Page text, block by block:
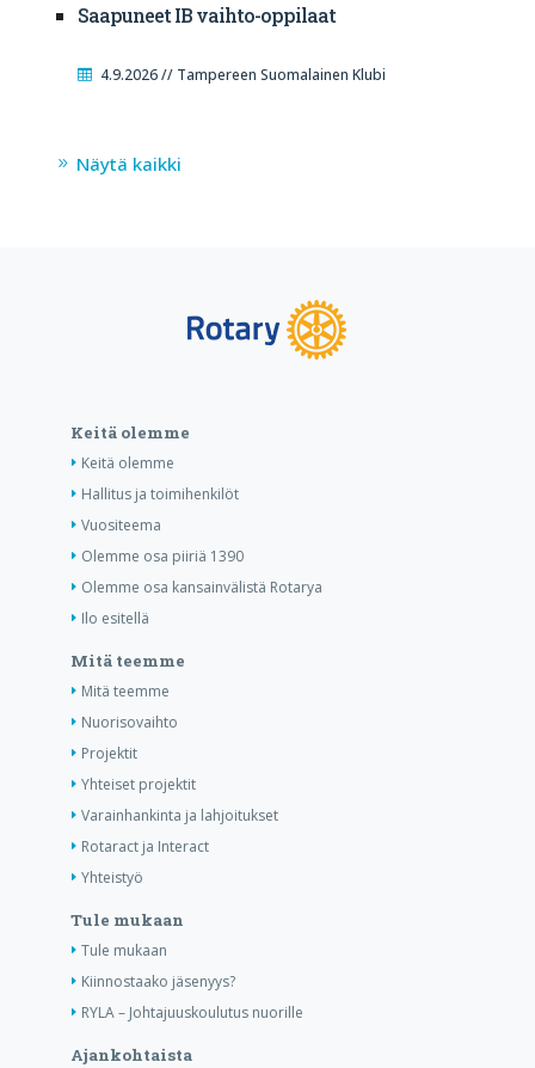
Saapuneet IB vaihto-oppilaat
4.9.2026 // Tampereen Suomalainen Klubi
Näytä kaikki
Keitä olemme
Keitä olemme
Hallitus ja toimihenkilöt
Vuositeema
Olemme osa piiriä 1390
Olemme osa kansainvälistä Rotarya
Ilo esitellä
Mitä teemme
Mitä teemme
Nuorisovaihto
Projektit
Yhteiset projektit
Varainhankinta ja lahjoitukset
Rotaract ja Interact
Yhteistyö
Tule mukaan
Tule mukaan
Kiinnostaako jäsenyys?
RYLA – Johtajuuskoulutus nuorille
Ajankohtaista